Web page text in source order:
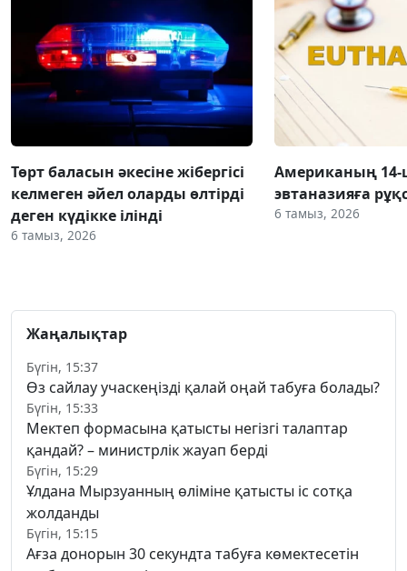
Төрт баласын әкесіне жібергісі
келмеген әйел оларды өлтірді
деген күдікке ілінді
6 тамыз, 2026
Американың
эвтаназияға
6 тамыз, 2026
Жаңалықтар
Бүгін, 15:37
Өз сайлау учаскеңізді қалай оңай табуға болады?
Бүгін, 15:33
Мектеп формасына қатысты негізгі талаптар
қандай? – министрлік жауап берді
Бүгін, 15:29
Ұлдана Мырзуанның өліміне қатысты іс сотқа
жолданды
Бүгін, 15:15
Ағза донорын 30 секундта табуға көмектесетін